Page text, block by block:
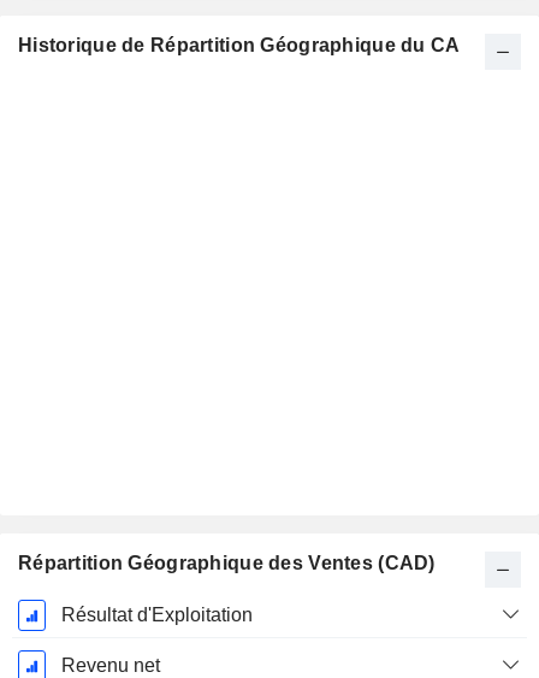
Historique de Répartition Géographique du CA
Répartition Géographique des Ventes (CAD)
Période
Fiscale:
Décembre
Résultat d'Exploitation
Revenu net